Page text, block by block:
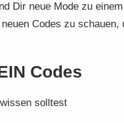
Dir neue Mode zu
Codes zu schauen,
Codes
solltest